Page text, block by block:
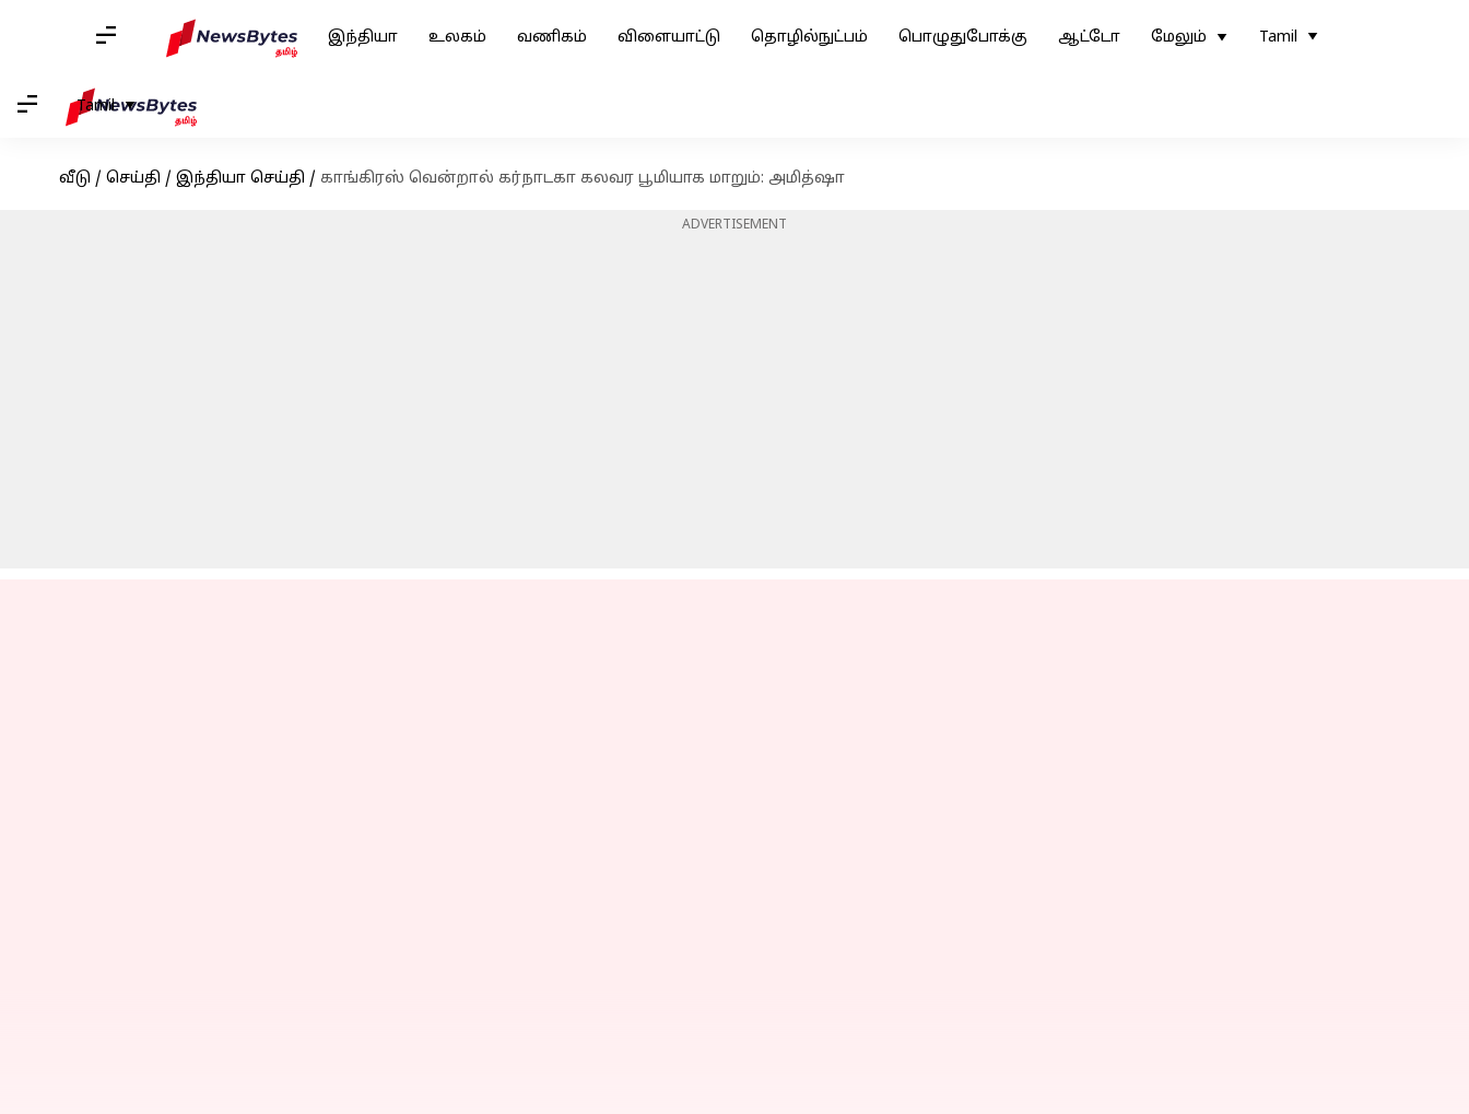
இந்தியா உலகம் வணிகம் விளையாட்டு தொழில்நுட்பம் பொழுதுபோக்கு ஆட்டோ மேலும் Tamil
Tamil
வீடு / செய்தி / இந்தியா செய்தி / காங்கிரஸ் வென்றால் கர்நாடகா கலவர பூமியாக மாறும்: அமித்ஷா
ADVERTISEMENT